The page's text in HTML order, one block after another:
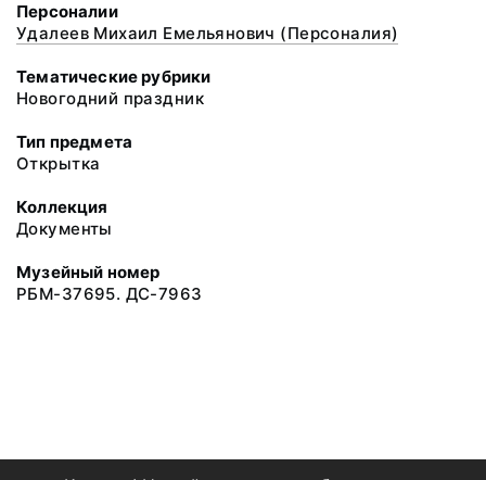
Персоналии
Удалеев Михаил Емельянович (Персоналия)
Тематические рубрики
Новогодний праздник
Тип предмета
Открытка
Коллекция
Документы
Музейный номер
РБМ-37695. ДС-7963